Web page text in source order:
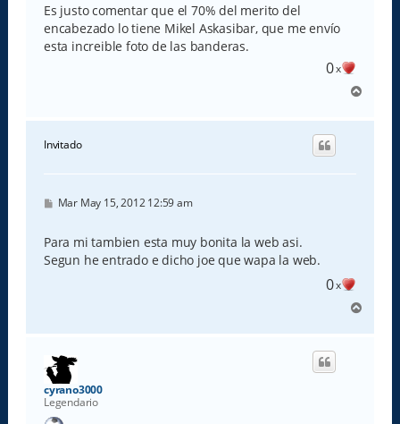
Es justo comentar que el 70% del merito del
encabezado lo tiene Mikel Askasibar, que me envío
esta increible foto de las banderas.
0x
r
Invitado
M
s
a
j
Mar May 15, 2012 12:59 am
Para mi tambien esta muy bonita la web asi.
Segun he entrado e dicho joe que wapa la web.
0x
r
cyrano3000
Legendario